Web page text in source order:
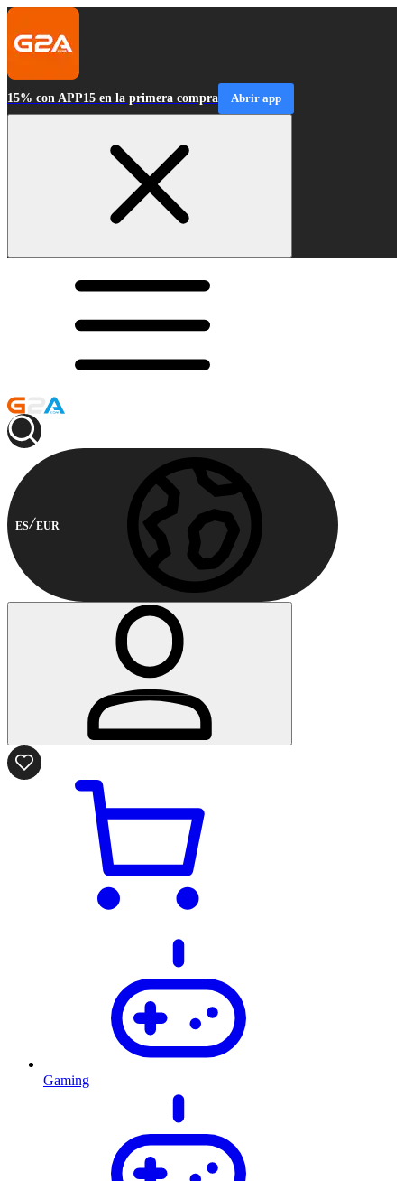
15% con APP15 en la primera compra Abrir app
ES EUR
Gaming